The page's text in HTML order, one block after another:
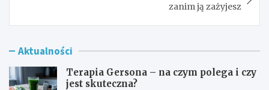
zanim ją zażyjesz
Aktualności
Terapia Gersona – na czym polega i czy
jest skuteczna?